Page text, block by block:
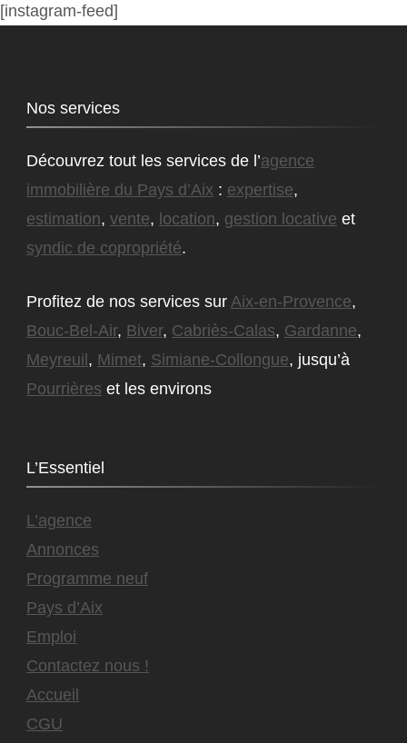
[instagram-feed]
Nos services
Découvrez tout les services de l’agence
immobilière du Pays d’Aix : expertise,
estimation, vente, location, gestion locative et
syndic de copropriété.
Profitez de nos services sur Aix-en-Provence,
Bouc-Bel-Air, Biver, Cabriès-Calas, Gardanne,
Meyreuil , Mimet, Simiane-Collongue, jusqu’à
Pourrières et les environs
L’Essentiel
L’agence
Annonces
Programme neuf
Pays d’Aix
Emploi
Contactez nous !
Accueil
CGU